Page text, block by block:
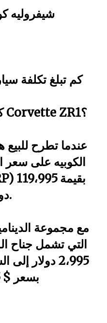
شيفروليه
كم تبلغ تكلفة
كم تبلغ تكلفة سيارة Corvette ZR1؟
عندما تطرح
الكوبيه على سعر
دولار.
مع مجموعة
التي تشمل جناح
2،995 دولار
بسعر $ 123،995